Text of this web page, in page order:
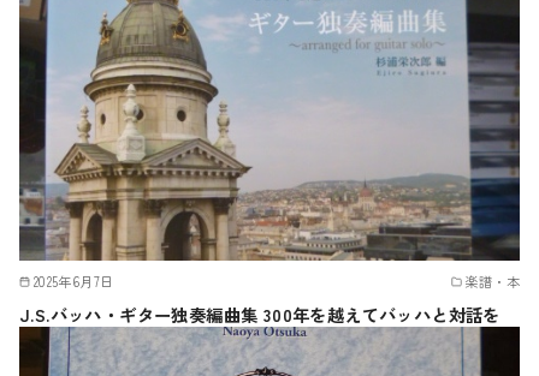
2025年6月7日 楽譜・本
J.S.バッハ・ギター独奏編曲集 300年を越えてバッハと対話を